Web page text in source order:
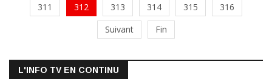
311
312 313 314 315
316
Suivant
Fin
L'INFO TV EN CONTINU